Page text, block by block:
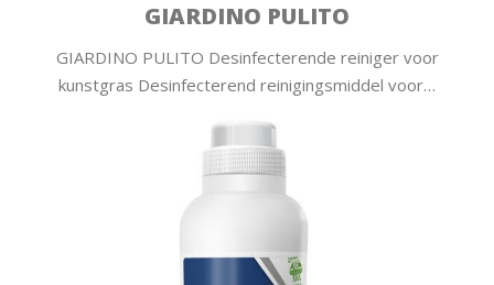
GIARDINO PULITO
GIARDINO PULITO Desinfecterende reiniger voor
kunstgras Desinfecterend reinigingsmiddel voor…